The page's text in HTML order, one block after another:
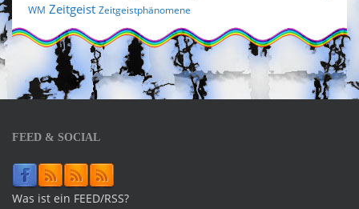
WM Zeitgeist Zeitgeistphänomene
FEED & SOCIAL
Was ist ein FEED/RSS?